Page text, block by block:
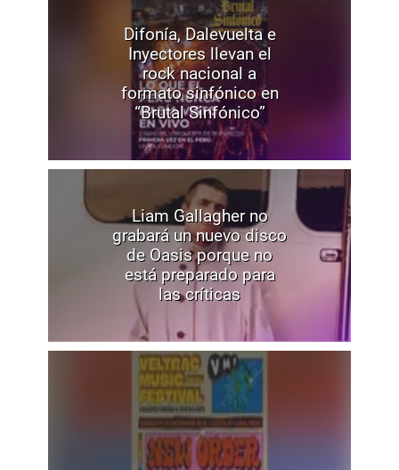
Difonía, Dalevuelta e
Inyectores llevan el
rock nacional a
formato sinfónico en
“Brutal Sinfónico”
Liam Gallagher no
grabará un nuevo disco
de Oasis porque no
está preparado para
las críticas